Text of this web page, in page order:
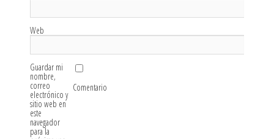
Web
Guardar mi
nombre,
correo
electrónico y
sitio web en
este
navegador
para la
Comentario